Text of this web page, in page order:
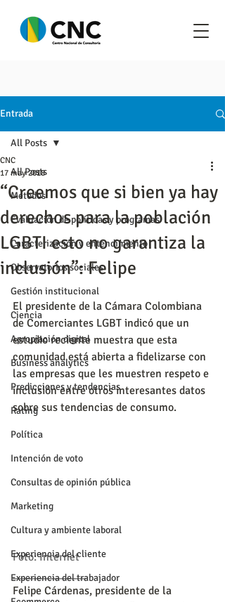
Entrada
All Posts
Metodos
Evaluación de políticas y programas
Caracterización y entendimiento
Observatorios sociales
Gestión institucional
Ciencia
Apropiación digital
Business analytics
Predicciones y tendencias
Rating
Política
Intención de voto
Consultas de opinión pública
Marketing
Cultura y ambiente laboral
Experiencia del cliente
Experiencia del trabajador
All Posts
“Creemos que si bien ya hay
derechos para la población
LGBTI esto no garantiza la
inclusión”: Felipe
CNC
17 may 2018
El presidente de la Cámara Colombiana
de Comerciantes LGBT indicó que un
estudio reciente muestra que esta
comunidad está abierta a fidelizarse con
las empresas que les muestren respeto e
inclusión entre otros interesantes datos
sobre sus tendencias de consumo.
Foto: Internet
_____________
Felipe Cárdenas, presidente de la